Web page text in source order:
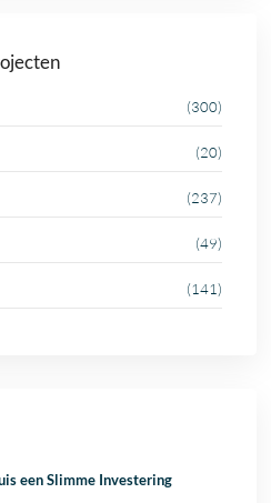
(300)
(20)
(237)
(49)
(141)
een Slimme Investering